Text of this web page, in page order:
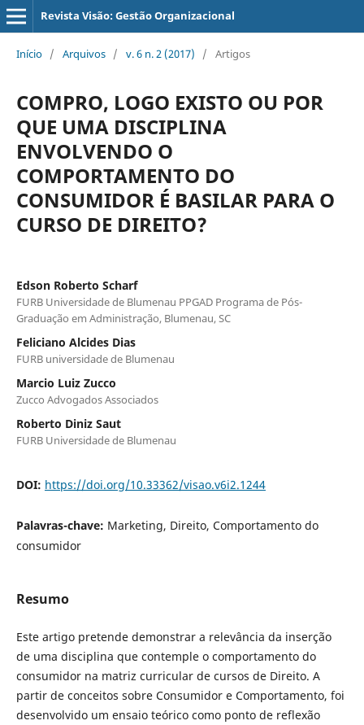
Revista Visão: Gestão Organizacional
Início / Arquivos / v. 6 n. 2 (2017) / Artigos
COMPRO, LOGO EXISTO OU POR
QUE UMA DISCIPLINA
ENVOLVENDO O
COMPORTAMENTO DO
CONSUMIDOR É BASILAR PARA O
CURSO DE DIREITO?
Edson Roberto Scharf
FURB Universidade de Blumenau PPGAD Programa de Pós-
Graduação em Administração, Blumenau, SC
Feliciano Alcides Dias
FURB universidade de Blumenau
Marcio Luiz Zucco
Zucco Advogados Associados
Roberto Diniz Saut
FURB Universidade de Blumenau
DOI: https://doi.org/10.33362/visao.v6i2.1244
Palavras-chave: Marketing, Direito, Comportamento do
consumidor
Resumo
Este artigo pretende demonstrar a relevância da inserção
de uma disciplina que contemple o comportamento do
consumidor na matriz curricular de cursos de Direito. A
partir de conceitos sobre Consumidor e Comportamento, foi
desenvolvido um ensaio teórico como ponto de reflexão